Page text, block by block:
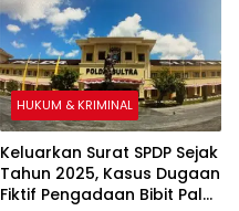
HUKUM & KRIMINAL
Keluarkan Surat SPDP Sejak
Tahun 2025, Kasus Dugaan
Fiktif Pengadaan Bibit Pala